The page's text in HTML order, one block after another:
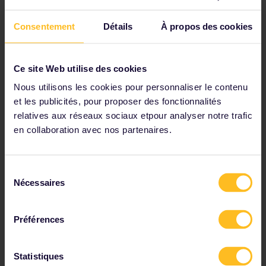
Consentement Détails À propos des cookies
Ce site Web utilise des cookies
Nous utilisons les cookies pour personnaliser le contenu
et les publicités, pour proposer des fonctionnalités
relatives aux réseaux sociaux etpour analyser notre trafic
en collaboration avec nos partenaires.
Nécessaires
Préférences
Statistiques
espagnol
français
italien
allemand
néerlandais
donné que certaines informations peuvent changer en
cours d'année, mieux vaut toujours consulter notre site Web
Téléchargez l'application Rail